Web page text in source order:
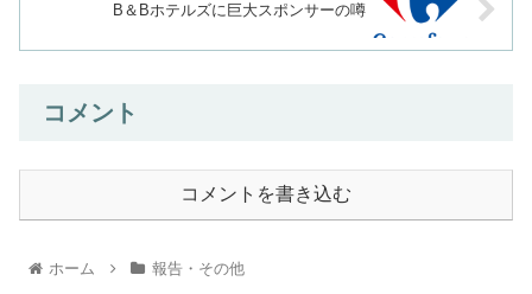
B＆Bホテルズに巨大スポンサーの噂
コメント
コメントを書き込む
ホーム 報告・その他